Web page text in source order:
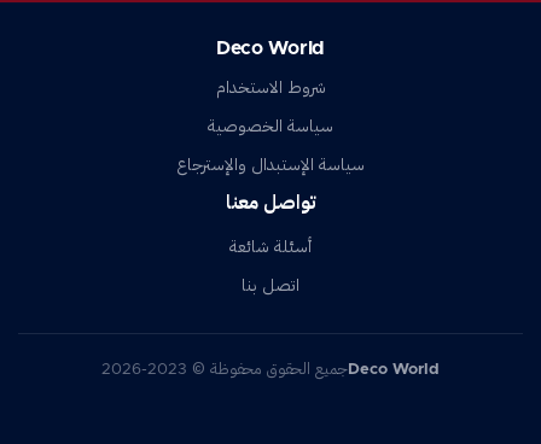
Deco World
شروط الاستخدام
سياسة الخصوصية
سياسة الإستبدال والإسترجاع
تواصل معنا
أسئلة شائعة
اتصل بنا
Deco World جميع الحقوق محفوظة © 2023-2026